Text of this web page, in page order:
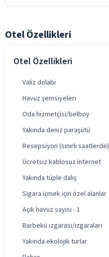
Otel Özellikleri
Otel Özellikleri
Valiz dolabı
Havuz şemsiyeleri
Oda hizmetçisi/belboy
Yakında deniz paraşütü
Resepsiyon (sınırlı saatlerde)
Ücretsiz kablosuz internet
Yakında tüple dalış
Sigara içmek için özel alanlar
Açık havuz sayısı - 1
Barbekü ızgarası/ızgaraları
Yakında ekolojik turlar